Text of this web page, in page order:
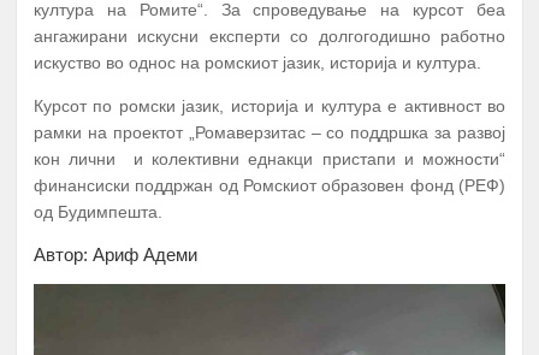
култура на Ромите“. За спроведување на курсот беа
ангажирани искусни експерти со долгогодишно работно
искуство во однос на ромскиот јазик, историја и култура.
Курсот по ромски јазик, историја и култура е активност во
рамки на проектот „Ромаверзитас – со поддршка за развој
кон лични и колективни еднакци пристапи и можности“
финансиски поддржан од Ромскиот образовен фонд (РЕФ)
од Будимпешта.
Автор: Ариф Адеми